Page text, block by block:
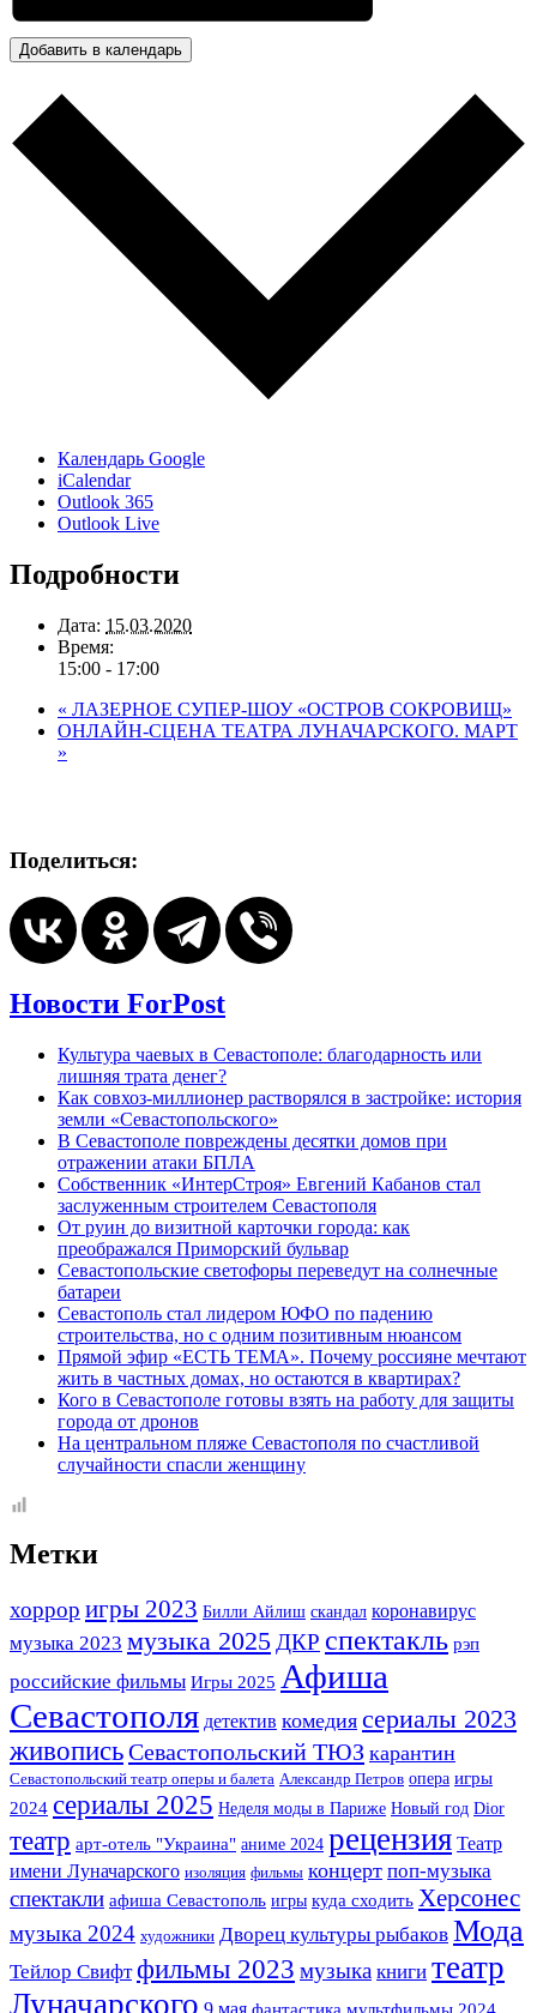
Добавить в календарь
Календарь Google
iCalendar
Outlook 365
Outlook Live
Подробности
Дата: 15.03.2020
Время:
15:00 - 17:00
« ЛАЗЕРНОЕ СУПЕР-ШОУ «ОСТРОВ СОКРОВИЩ»
ОНЛАЙН-СЦЕНА ТЕАТРА ЛУНАЧАРСКОГО. МАРТ
»
Поделиться:
Новости ForPost
Культура чаевых в Севастополе: благодарность или
лишняя трата денег?
Как совхоз-миллионер растворялся в застройке: история
земли «Севастопольского»
В Севастополе повреждены десятки домов при
отражении атаки БПЛА
Собственник «ИнтерСтроя» Евгений Кабанов стал
заслуженным строителем Севастополя
От руин до визитной карточки города: как
преображался Приморский бульвар
Севастопольские светофоры переведут на солнечные
батареи
Севастополь стал лидером ЮФО по падению
строительства, но с одним позитивным нюансом
Прямой эфир «ЕСТЬ ТЕМА». Почему россияне мечтают
жить в частных домах, но остаются в квартирах?
Кого в Севастополе готовы взять на работу для защиты
города от дронов
На центральном пляже Севастополя по счастливой
случайности спасли женщину
Метки
хоррор игры 2023 Билли Айлиш скандал коронавирус
музыка 2023 музыка 2025 ДКР спектакль рэп
российские фильмы Игры 2025 Афиша
Севастополя детектив комедия сериалы 2023
живописьСевастопольский ТЮЗ карантин
Севастопольский театр оперы и балета Александр Петров опера игры
2024 сериалы 2025 Неделя моды в Париже Новый год Dior
театр арт-отель "Украина" аниме 2024 рецензия Театр
имени Луначарского изоляция фильмы концерт поп-музыка
спектакли афиша Севастополь игры куда сходить Херсонес
музыка 2024 художники Дворец культуры рыбаков Мода
Тейлор Свифт фильмы 2023 музыка книги театр
Луначарского 9 мая фантастика